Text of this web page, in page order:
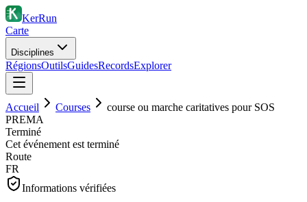
KerRun
Carte
Disciplines
RégionsOutilsGuidesRecordsExplorer
Accueil Courses
course ou marche caritatives pour SOS
PREMA
Terminé
Cet événement est terminé
Route
FR
Informations vérifiées